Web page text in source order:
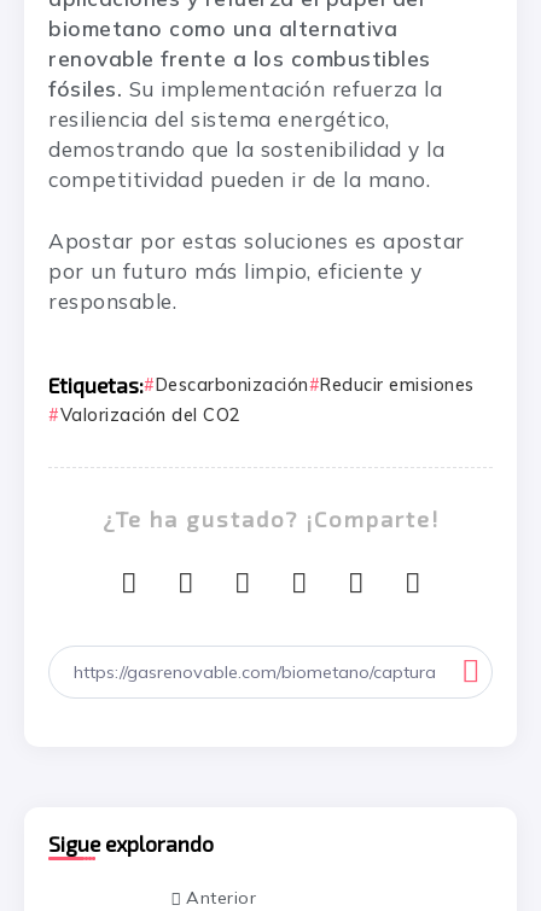
biometano como una alternativa
renovable frente a los combustibles
fósiles. Su implementación refuerza la
resiliencia del sistema energético,
demostrando que la sostenibilidad y la
competitividad pueden ir de la mano.
Apostar por estas soluciones es apostar
por un futuro más limpio, eficiente y
responsable.
Etiquetas: Descarbonización
Reducir emisiones
Valorización del CO2
¿Te ha gustado? ¡Comparte!
Sigue explorando
Anterior